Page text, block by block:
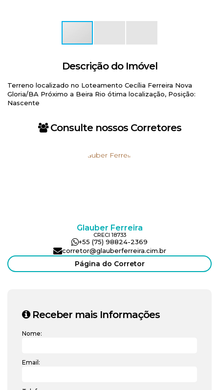
Descrição do Imóvel
Terreno localizado no Loteamento Cecília Ferreira Nova
Gloria/BA Próximo a Beira Rio ótima localização, Posição:
Nascente
Consulte nossos Corretores
Glauber Ferreira
CRECI 18733
+55 (75) 98824-2369
corretor@glauberferreira.cim.br
Página do Corretor
Receber mais Informações
Nome:
Email: